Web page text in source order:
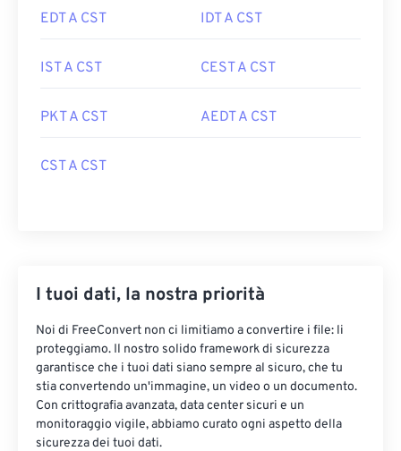
EDT A CST IDT A CST
IST A CST CEST A CST
PKT A CST AEDT A CST
CST A CST
I tuoi dati, la nostra priorità
Noi di FreeConvert non ci limitiamo a convertire i file: li
proteggiamo. Il nostro solido framework di sicurezza
garantisce che i tuoi dati siano sempre al sicuro, che tu
stia convertendo un'immagine, un video o un documento.
Con crittografia avanzata, data center sicuri e un
monitoraggio vigile, abbiamo curato ogni aspetto della
sicurezza dei tuoi dati.